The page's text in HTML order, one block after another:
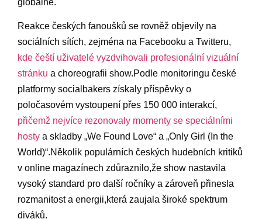
globálně.
Reakce českých fanoušků se rovněž objevily na
sociálních sítích, zejména na Facebooku a Twitteru,
kde čeští uživatelé vyzdvihovali profesionální vizuální
stránku a choreografii show.Podle monitoringu české
platformy socialbakers ‍získaly příspěvky o
poločasovém​ vystoupení přes 150 000 interakcí,
přičemž nejvíce rezonovaly ‍momenty se speciálními
hosty ‍a skladby „We Found ⁤Love“ a „Only Girl (In the
World)“.Několik populárních českých​ hudebních ‌kritiků
v online magazínech zdůraznilo,že show nastavila
vysoký standard pro další ročníky a zároveň přinesla
rozmanitost a energii,která zaujala široké spektrum
diváků.